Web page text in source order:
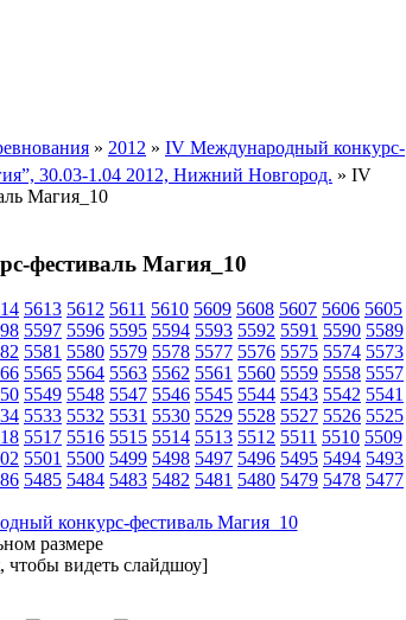
» 2012 » IV Международный конкурс-
30.03-1.04 2012, Нижний Новгород. » IV
Магия_10
фестиваль Магия_10
5613 5612 5611 5610 5609 5608 5607 5606 5605
5597 5596 5595 5594 5593 5592 5591 5590 5589
5581 5580 5579 5578 5577 5576 5575 5574 5573
5565 5564 5563 5562 5561 5560 5559 5558 5557
5549 5548 5547 5546 5545 5544 5543 5542 5541
5533 5532 5531 5530 5529 5528 5527 5526 5525
5517 5516 5515 5514 5513 5512 5511 5510 5509
5501 5500 5499 5498 5497 5496 5495 5494 5493
5485 5484 5483 5482 5481 5480 5479 5478 5477
чтобы видеть слайдшоу]